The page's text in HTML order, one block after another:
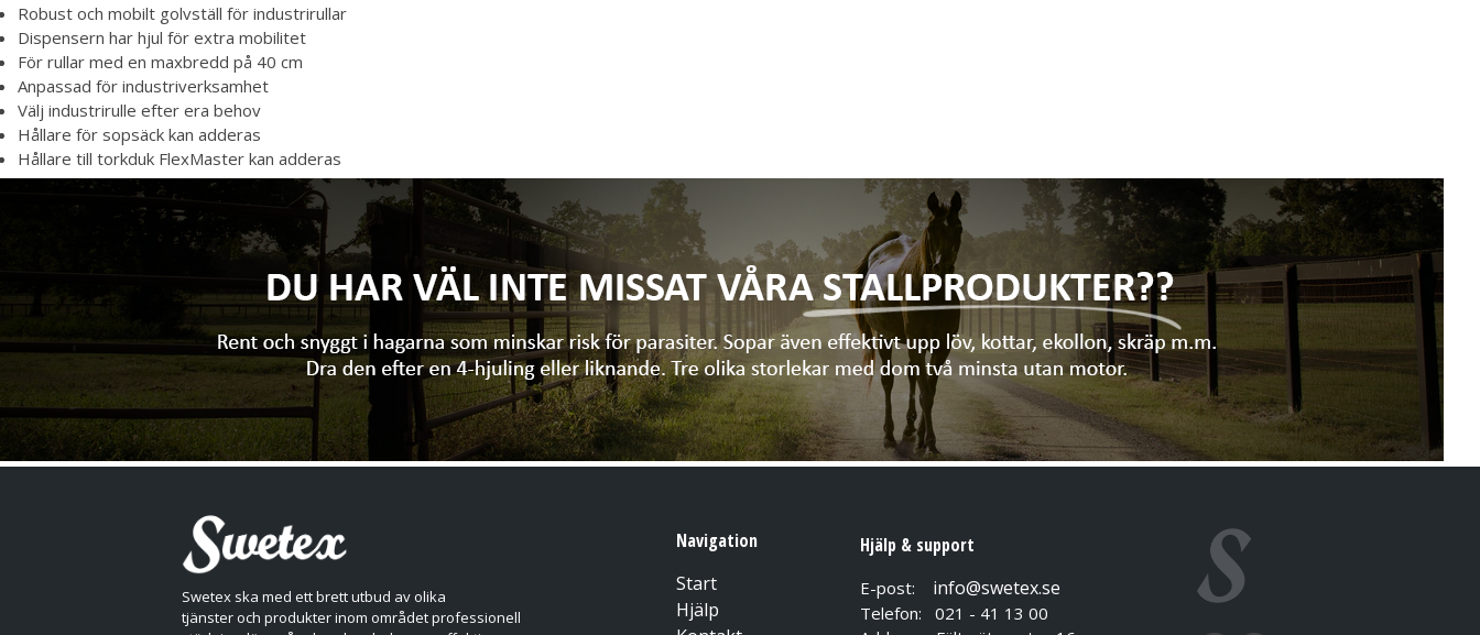
Robust och mobilt golvställ för industrirullar
Dispensern har hjul för extra mobilitet
För rullar med en maxbredd på 40 cm
Anpassad för industriverksamhet
Välj industrirulle efter era behov
Hållare för sopsäck kan adderas
Hållare till torkduk FlexMaster kan adderas
Swetex ska med ett brett utbud av olika
tjänster och produkter inom området professionell
Navigation
Start
Hjälp
Hjälp & support
E-post: info@swetex.se
Telefon: 021 - 41 13 00